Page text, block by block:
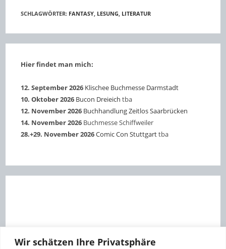
Wir schätzen Ihre Privatsphäre
SCHLAGWÖRTER: FANTASY, LESUNG, LITERATUR
Hier findet man mich:
12. September 2026 Klischee Buchmesse Darmstadt
10. Oktober 2026 Bucon Dreieich tba
12. November 2026 Buchhandlung Zeitlos Saarbrücken
14. November 2026 Buchmesse Schiffweiler
28.+29. November 2026Comic Con Stuttgarttba